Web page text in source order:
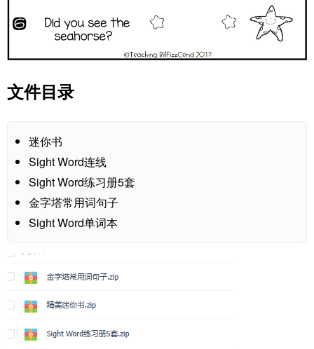
文件目录
迷你书
Sight Word连线
Sight Word练习册5套
金字塔常用词句子
Sight Word单词本